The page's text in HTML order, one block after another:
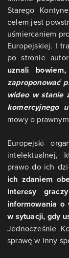
Starego
celem jest
uśmiercaniem
Europejskiej. I
po stronie
uznali
zaproponować
wideo w stanie
komercyjnego
mowy o
Europejski
intelektualnej,
prawo do ich
ich zdaniem
interesy
informowania o
w sytuacji, gdy
Jednocześnie
sprawę w inny